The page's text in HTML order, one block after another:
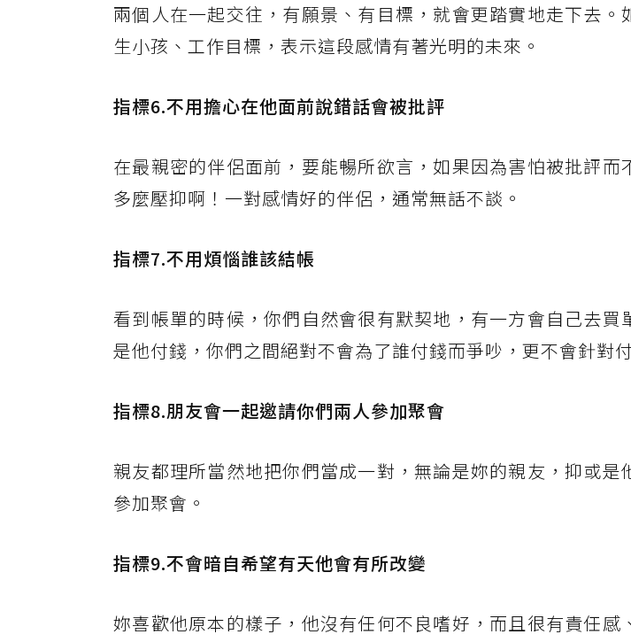
兩個人在一起交往，有願景、有目標，就會更踏實地走下去。
生小孩、工作目標，表示這段感情有著光明的未來。
指標6.不用擔心在他面前說錯話會被批評
在最親密的伴侶面前，要能暢所欲言，如果因為害怕被批評而
多麼壓抑啊！一對感情好的伴侶，通常無話不談。
指標7.不用煩惱誰該結帳
看到帳單的時候，你們自然會很有默契地，有一方會自己去買
是他付錢，你們之間絕對不會為了誰付錢而爭吵，更不會針對
指標8.朋友會一起邀請你們兩人參加聚會
親友都理所當然地把你們當成一對，無論是妳的親友，抑或是
參加聚會。
指標9.不會暗自希望有天他會有所改變
妳喜歡他原本的樣子，他沒有任何不良嗜好，而且很有責任感